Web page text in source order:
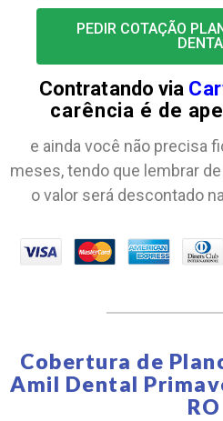
PEDIR COTAÇÃO
Contratando via
carência é de
e ainda você não precisa
meses, tendo que lembrar
o valor será descontado
Cobertura de
Amil Dental
RO